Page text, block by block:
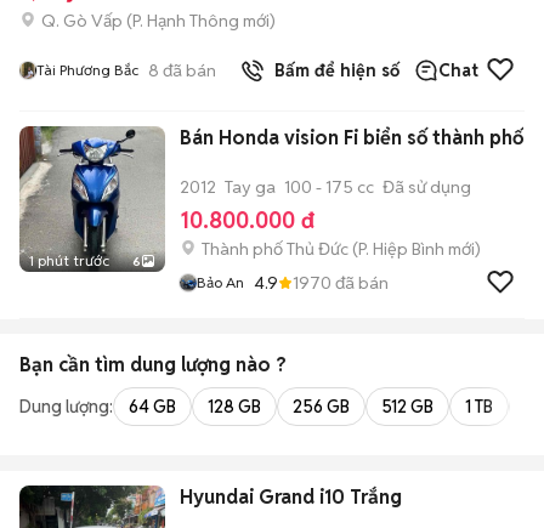
Q. Gò Vấp (P. Hạnh Thông mới)
Tài Phương Bắc 8 đã bán Bấm để hiện số Chat
1 phút trước 6
Bán Honda vision Fi biển số thành phố
2012 Tay ga 100 - 175 cc Đã sử dụng
10.800.000 đ
Thành phố Thủ Đức (P. Hiệp Bình mới)
Bảo An 4.9 1970 đã bán
Bạn cần tìm dung lượng nào ?
Dung lượng: 64 GB 128 GB 256 GB 512 GB 1 TB
Hyundai Grand i10 Trắng